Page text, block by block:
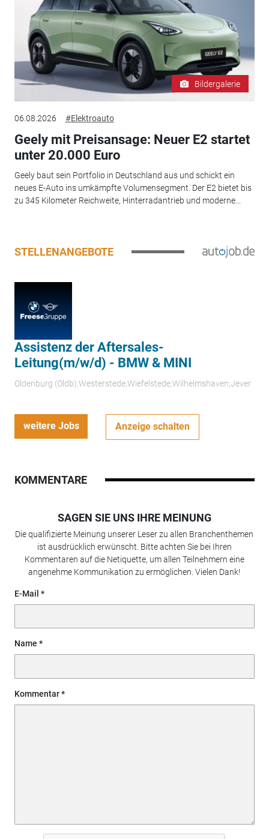
Bildergalerie
06.08.2026 #Elektroauto
Geely mit Preisansage: Neuer E2 startet
unter 20.000 Euro
Geely baut sein Portfolio in Deutschland aus und schickt ein
neues E-Auto ins umkämpfte Volumensegment. Der E2 bietet bis
zu 345 Kilometer Reichweite, Hinterradantrieb und moderne...
STELLENANGEBOTE
Assistenz der Aftersales-
Leitung(m/w/d) - BMW & MINI
Oldenburg (Oldb);Westerstede;Wiefelstede;Wilhelmshaven;Jever
weitere Jobs Anzeige schalten
KOMMENTARE
SAGEN SIE UNS IHRE MEINUNG
Die qualifizierte Meinung unserer Leser zu allen Branchenthemen
ist ausdrücklich erwünscht. Bitte achten Sie bei Ihren
Kommentaren auf die Netiquette, um allen Teilnehmern eine
angenehme Kommunikation zu ermöglichen. Vielen Dank!
E-Mail
Name
Kommentar